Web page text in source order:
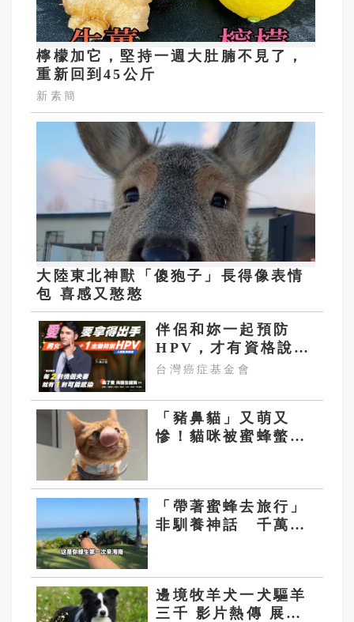
檸檬加它，堅持一週大肚腩不見了，
重新回到45公斤
新素簡
大陸東北神獸「傻狍子」長得像表情
包 喜感又憨憨
伴侶和妳一起預防
HPV，才有資格說愛
妳！
台灣癌症基金會
「豬鼻貓」又萌又
慘！貓咪被蜜蜂螫
「帶著蜜蜂去旅行」
非馴養神話 千萬粉
邊境牧羊犬一犬驅羊
三千 影片熱傳 展現